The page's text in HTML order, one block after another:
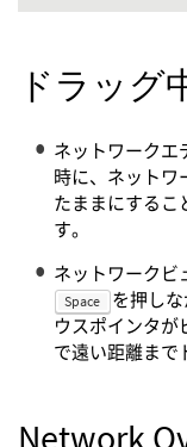
ドラッグ
ネットワークエ
時に、ネットワ
たままにするこ
す。
ネットワークビ
Space
を押し
ウスポインタが
で遠い距離まで
Network